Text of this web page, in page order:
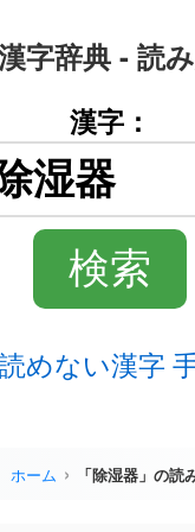
字辞典 - 読
漢字：
読めない漢字
ホーム 「除湿器」の読